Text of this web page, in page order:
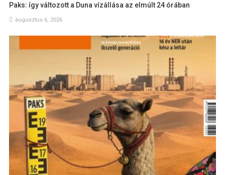
Paks: így változott a Duna vízállása az elmúlt 24 órában
augusztus 6, 2026